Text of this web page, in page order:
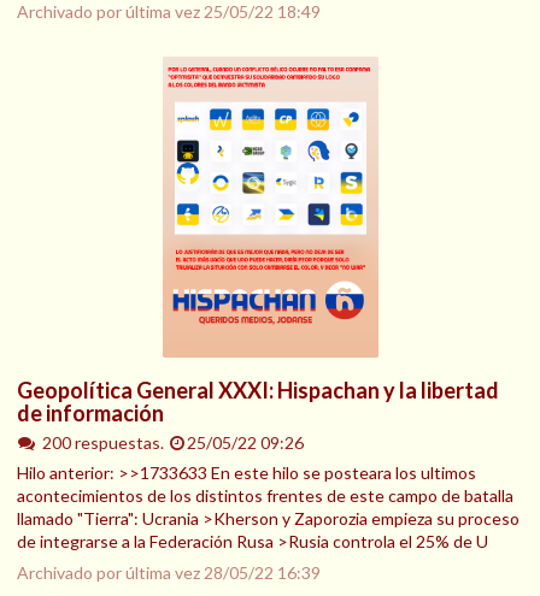
Archivado por última vez 25/05/22 18:49
Geopolítica General XXXI: Hispachan y la libertad
de información
200 respuestas.
25/05/22 09:26
Hilo anterior: >>1733633 En este hilo se posteara los ultimos
acontecimientos de los distintos frentes de este campo de batalla
llamado "Tierra": Ucrania >Kherson y Zaporozia empieza su proceso
de integrarse a la Federación Rusa >Rusia controla el 25% de U
Archivado por última vez 28/05/22 16:39